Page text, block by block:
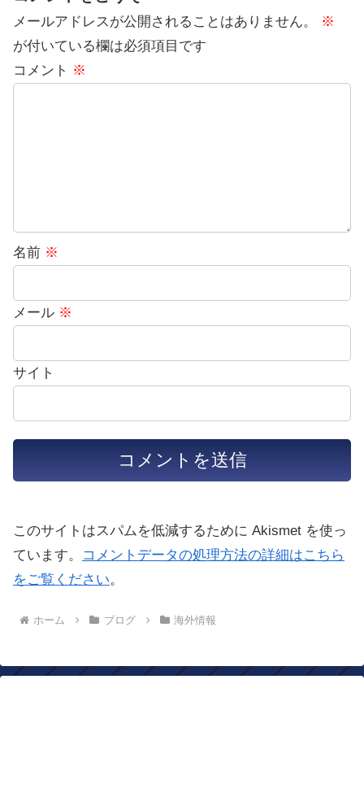
メールアドレスが公開されることはありません。
※
が付いている欄は必須項目です
コメント ※
名前 ※
メール ※
サイト
このサイトはスパムを低減するために Akismet を使っ
ています。
コメントデータの処理方法の詳細はこちら
をご覧ください。
ホーム ブログ 海外情報